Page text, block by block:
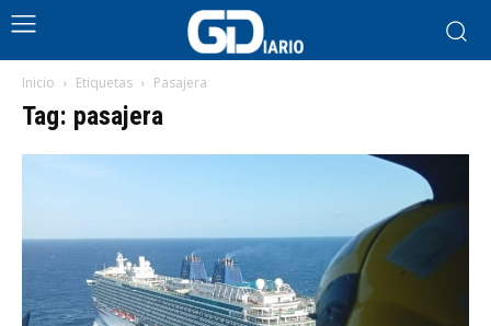
Inicio Etiquetas Pasajera
Tag: pasajera